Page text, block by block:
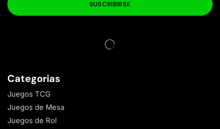
Categorias
Juegos TCG
Juegos de Mesa
Juegos de Rol